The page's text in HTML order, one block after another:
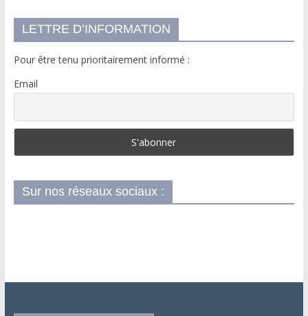
LETTRE D’INFORMATION
Pour être tenu prioritairement informé :
Email
Sur nos réseaux sociaux :